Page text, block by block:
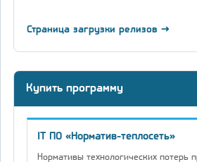
Страница загрузки релизов →
Купить программу
IT ПО «Норматив-теплосеть»
Нормативы технологических потерь